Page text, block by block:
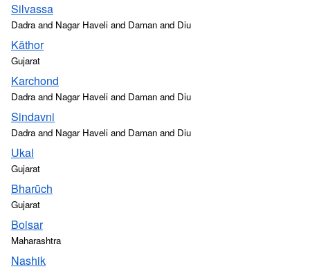
Silvassa
Dadra and Nagar Haveli and Daman and Diu
Kāthor
Gujarat
Karchond
Dadra and Nagar Haveli and Daman and Diu
Sindavni
Dadra and Nagar Haveli and Daman and Diu
Ukal
Gujarat
Bharūch
Gujarat
Boisar
Maharashtra
Nashik